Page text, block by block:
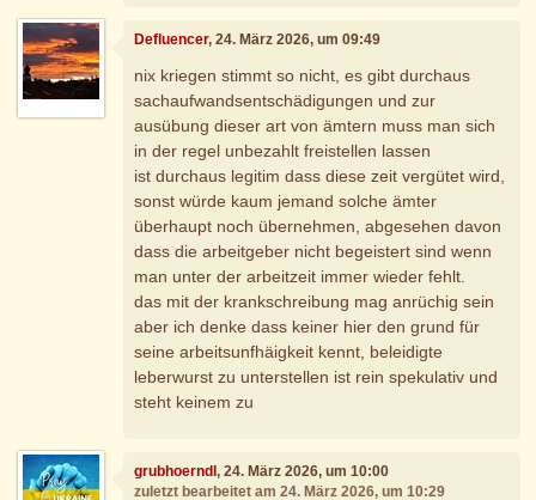
Defluencer, 24. März 2026, um 09:49
nix kriegen stimmt so nicht, es gibt durchaus
sachaufwandsentschädigungen und zur
ausübung dieser art von ämtern muss man sich
in der regel unbezahlt freistellen lassen
ist durchaus legitim dass diese zeit vergütet wird,
sonst würde kaum jemand solche ämter
überhaupt noch übernehmen, abgesehen davon
dass die arbeitgeber nicht begeistert sind wenn
man unter der arbeitzeit immer wieder fehlt.
das mit der krankschreibung mag anrüchig sein
aber ich denke dass keiner hier den grund für
seine arbeitsunfhäigkeit kennt, beleidigte
leberwurst zu unterstellen ist rein spekulativ und
steht keinem zu
grubhoerndl, 24. März 2026, um 10:00
zuletzt bearbeitet am 24. März 2026, um 10:29